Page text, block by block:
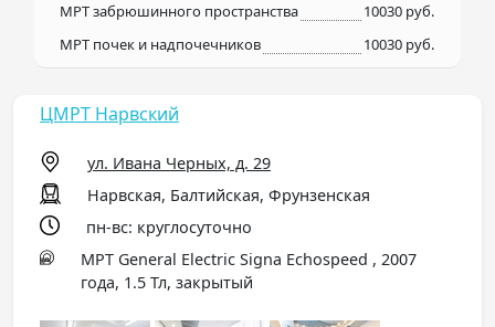
МРТ забрюшинного пространства
10030 руб.
МРТ почек и надпочечников
10030 руб.
ЦМРТ Нарвский
ул. Ивана Черных, д. 29
Нарвская, Балтийская, Фрунзенская
пн-вс: круглосуточно
МРТ General Electric Signa Echospeed , 2007
года, 1.5 Тл, закрытый